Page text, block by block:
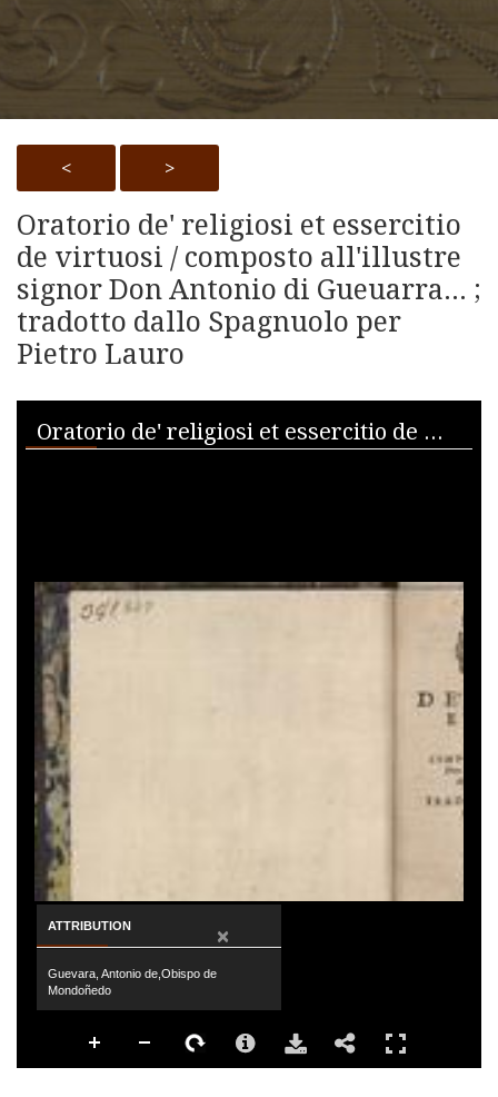
< >
Oratorio de' religiosi et essercitio
de virtuosi / composto all'illustre
signor Don Antonio di Gueuarra... ;
tradotto dallo Spagnuolo per
Pietro Lauro
Media Viewer Oratorio de' religiosi et essercitio de virtuosi / composto all'illustre signor Don Antonio di Gueuarra... ; tradotto dallo Spagnuolo per Pietro Lauro
ATTRIBUTION ×
Guevara, Antonio de,Obispo de
Mondoñedo